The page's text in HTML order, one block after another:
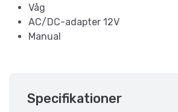
Våg
AC/DC-adapter 12V
Manual
Specifikationer